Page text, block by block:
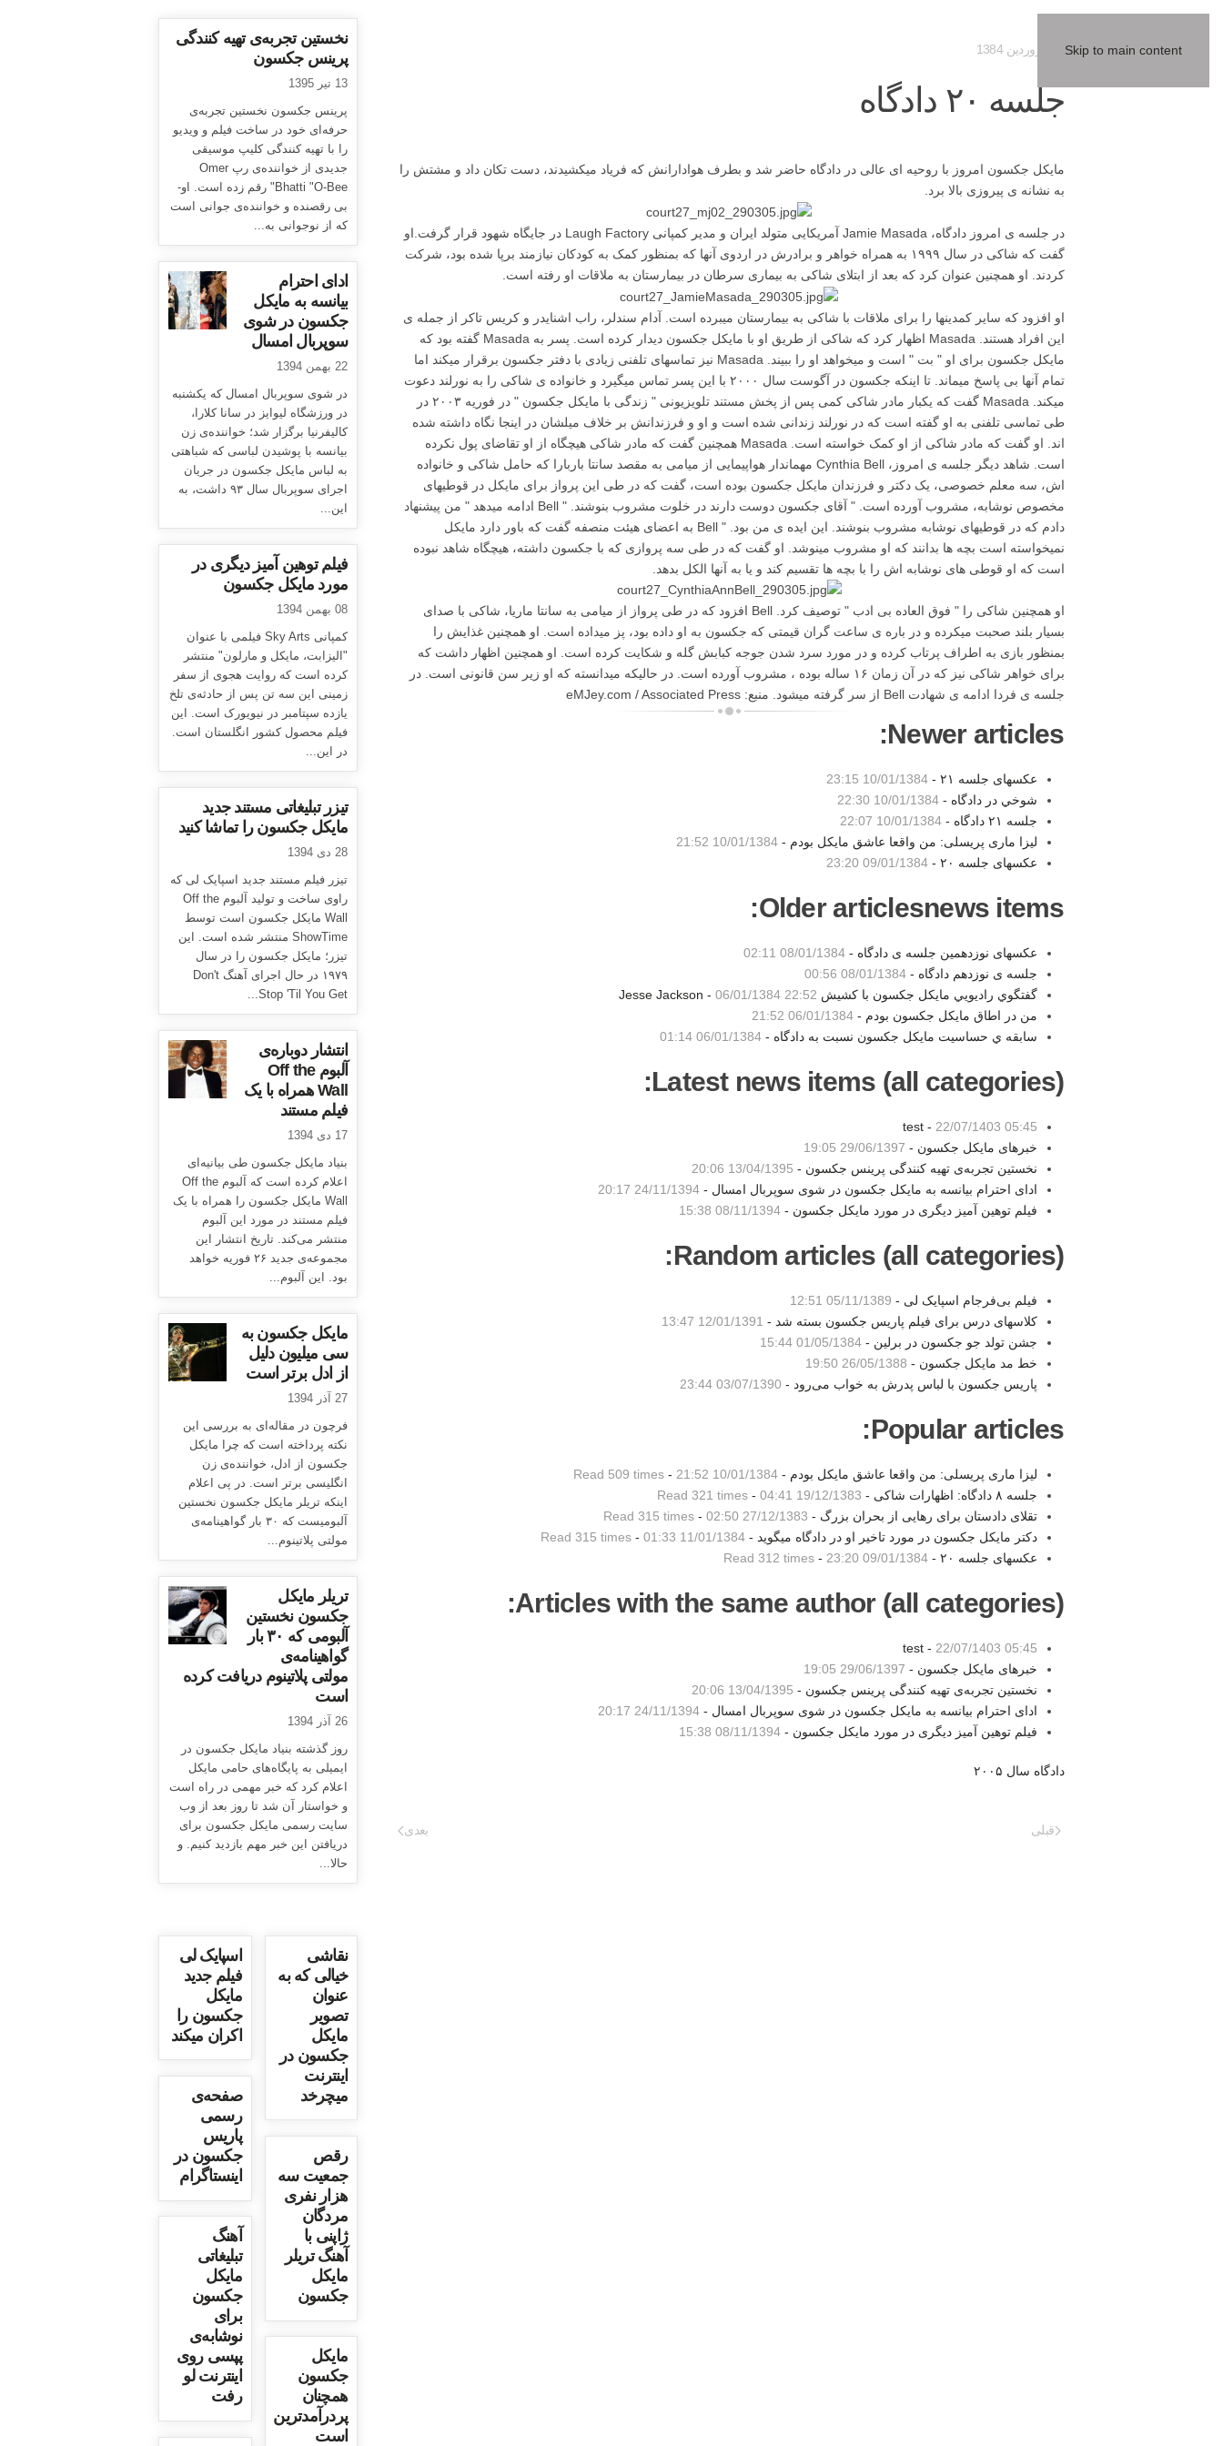
Skip to main content
جلسه ۲۰ دادگاه
مایکل جکسون امروز با روحیه ای عالی در دادگاه حاضر شد و بطرف هوادارانش که فریاد میکشیدند، دست تکان داد و مشتش را
به نشانه ی پیروزی بالا برد.
در جلسه ی امروز دادگاه، Jamie Masada آمریکایی متولد ایران و مدیر کمپانی Laugh Factory در جایگاه شهود قرار گرفت.او
گفت که شاکی در سال ۱۹۹۹ به همراه خواهر و برادرش در اردوی آنها که بمنظور کمک به کودکان نیازمند برپا شده بود، شرکت
کردند. او همچنین عنوان کرد که بعد از ابتلای شاکی به بیماری سرطان در بیمارستان به ملاقات او رفته است.
او افزود که سایر کمدینها را برای ملاقات با شاکی به بیمارستان میبرده است. آدام سندلر، راب اشنایدر و کریس تاکر از جمله ی
این افراد هستند. Masada اظهار کرد که شاکی از طریق او با مایکل جکسون دیدار کرده است. پسر به Masada گفته بود که
مایکل جکسون برای او " بت " است و میخواهد او را ببیند. Masada نیز تماسهای تلفنی زیادی با دفتر جکسون برقرار میکند اما
تمام آنها بی پاسخ میماند. تا اینکه جکسون در آگوست سال ۲۰۰۰ با این پسر تماس میگیرد و خانواده ی شاکی را به نورلند دعوت
میکند. Masada گفت که یکبار مادر شاکی کمی پس از پخش مستند تلویزیونی " زندگی با مایکل جکسون " در فوریه ۲۰۰۳ در
طی تماسی تلفنی به او گفته است که در نورلند زندانی شده است و او و فرزندانش بر خلاف میلشان در اینجا نگاه داشته شده
اند. او گفت که مادر شاکی از او کمک خواسته است. Masada همچنین گفت که مادر شاکی هیچگاه از او تقاضای پول نکرده
است. شاهد دیگر جلسه ی امروز، Cynthia Bell مهماندار هواپیمایی از میامی به مقصد سانتا باربارا که حامل شاکی و خانواده
اش، سه معلم خصوصی، یک دکتر و فرزندان مایکل جکسون بوده است، گفت که در طی این پرواز برای مایکل در قوطیهای
مخصوص نوشابه، مشروب آورده است. " آقای جکسون دوست دارند در خلوت مشروب بنوشند. " Bell ادامه میدهد " من پیشنهاد
دادم که در قوطیهای نوشابه مشروب بنوشند. این ایده ی من بود. " Bell به اعضای هیئت منصفه گفت که باور دارد مایکل
نمیخواسته است بچه ها بدانند که او مشروب مینوشد. او گفت که در طی سه پروازی که با جکسون داشته، هیچگاه شاهد نبوده
است که او قوطی های نوشابه اش را با بچه ها تقسیم کند و یا به آنها الکل بدهد.
او همچنین شاکی را " فوق العاده بی ادب " توصیف کرد. Bell افزود که در طی پرواز از میامی به سانتا ماریا، شاکی با صدای
بسیار بلند صحبت میکرده و در باره ی ساعت گران قیمتی که جکسون به او داده بود، پز میداده است. او همچنین غذایش را
بمنظور بازی به اطراف پرتاب کرده و در مورد سرد شدن جوجه کبابش گله و شکایت کرده است. او همچنین اظهار داشت که
برای خواهر شاکی نیز که در آن زمان ۱۶ ساله بوده ، مشروب آورده است. در حالیکه میدانسته که او زیر سن قانونی است. در
جلسه ی فردا ادامه ی شهادت Bell از سر گرفته میشود. منبع: eMJey.com / Associated Press
Newer articles:
عکسهای جلسه ۲۱ -
10/01/1384 23:15
شوخي در دادگاه -10/01/1384 22:30
جلسه ۲۱ دادگاه -
10/01/1384 22:07
لیزا ماری پریسلی: من واقعا عاشق مایکل بودم -10/01/1384 21:52
عکسهای جلسه ۲۰ -
09/01/1384 23:20
Older articlesnews items:
عکسهای نوزدهمین جلسه ی دادگاه -08/01/1384 02:11
جلسه ی نوزدهم دادگاه -08/01/1384 00:56
گفتگوي راديويي مايكل جكسون با كشيش Jesse Jackson - 06/01/1384 22:52
من در اطاق مايكل جكسون بودم -06/01/1384 21:52
سابقه ي حساسيت مايكل جكسون نسبت به دادگاه -06/01/1384 01:14
Latest news items (all categories):
test - 22/07/1403 05:45
خبرهای مایکل جکسون - 29/06/1397 19:05
نخستین تجربه‌ی تهیه کنندگی پرینس جکسون - 13/04/1395 20:06
ادای احترام بیانسه به مایکل جکسون در شوی سوپربال امسال -24/11/1394 20:17
فیلم توهین آمیز دیگری در مورد مایکل جکسون -08/11/1394 15:38
Random articles (all categories):
فیلم بی‌فرجام اسپایک لی - 05/11/1389 12:51
کلاسهای درس برای فیلم پاریس جکسون بسته شد - 12/01/1391 13:47
جشن تولد جو جکسون در برلین -01/05/1384 15:44
خط مد مایکل جکسون - 26/05/1388 19:50
پاریس جکسون با لباس پدرش به خواب می‌رود - 03/07/1390 23:44
Popular articles:
لیزا ماری پریسلی: من واقعا عاشق مایکل بودم -10/01/1384 21:52
-
Read 509 times
جلسه ۸ دادگاه: اظهارات شاکی -
19/12/1383 04:41
-
Read 321 times
تقلای دادستان برای رهایی از بحران بزرگ - 27/12/1383 02:50
-
Read 315 times
دکتر مایکل جکسون در مورد تاخیر او در دادگاه میگوید -11/01/1384 01:33
-
Read 315 times
عکسهای جلسه ۲۰ -
09/01/1384 23:20
-
Read 312 times
Articles with the same author (all categories):
test - 22/07/1403 05:45
خبرهای مایکل جکسون - 29/06/1397 19:05
نخستین تجربه‌ی تهیه کنندگی پرینس جکسون - 13/04/1395 20:06
ادای احترام بیانسه به مایکل جکسون در شوی سوپربال امسال -24/11/1394 20:17
فیلم توهین آمیز دیگری در مورد مایکل جکسون -08/11/1394 15:38
دادگاه سال ۲۰۰۵
قبلی بعدی
نخستین تجربه‌ی تهیه کنندگی
پرینس جکسون
13 تیر 1395
پرینس جکسون نخستین تجربه‌ی
حرفه‌ای خود در ساخت فیلم و ویدیو
را با تهیه کنندگی کلیپ موسیقی
جدیدی از خواننده‌ی رپ Omer
Bhatti "O-Bee" رقم زده است. او-
بی رقصنده و خواننده‌ی جوانی است
که از نوجوانی به...
ادای احترام
بیانسه به مایکل
جکسون در شوی
سوپربال امسال
22 بهمن 1394
در شوی سوپربال امسال که یکشنبه
در ورزشگاه لیوایز در سانا کلارا،
کالیفرنیا برگزار شد؛ خواننده‌ی زن
بیانسه با پوشیدن لباسی که شباهتی
به لباس مایکل جکسون در جریان
اجرای سوپربال سال ۹۳ داشت، به
این...
فیلم توهین آمیز دیگری در
مورد مایکل جکسون
08 بهمن 1394
کمپانی Sky Arts فیلمی با عنوان
"الیزابت، مایکل و مارلون" منتشر
کرده است که روایت هجوی از سفر
زمینی این سه تن پس از حادثه‌ی تلخ
یازده سپتامبر در نیویورک است. این
فیلم محصول کشور انگلستان است.
در این...
تیزر تبلیغاتی مستند جدید
مایکل جکسون را تماشا کنید
28 دی 1394
تیزر فیلم مستند جدید اسپایک لی که
راوی ساخت و تولید آلبوم Off the
Wall مایکل جکسون است توسط
ShowTime منتشر شده است. این
تیزر؛ مایکل جکسون را در سال
۱۹۷۹ در حال اجرای آهنگ Don't
Stop 'Til You Get...
انتشار دوباره‌ی
آلبوم Off the
Wall همراه با یک
فیلم مستند
17 دی 1394
بنیاد مایکل جکسون طی بیانیه‌ای
اعلام کرده است که آلبوم Off the
Wall مایکل جکسون را همراه با یک
فیلم مستند در مورد این آلبوم
منتشر می‌کند. تاریخ انتشار این
مجموعه‌ی جدید ۲۶ فوریه خواهد
بود. این آلبوم...
مایکل جکسون به
سی میلیون دلیل
از ادل برتر است
27 آذر 1394
فرچون در مقاله‌ای به بررسی این
نکته پرداخته است که چرا مایکل
جکسون از ادل، خواننده‌ی زن
انگلیسی برتر است. در پی اعلام
اینکه تریلر مایکل جکسون نخستین
آلبومیست که ۳۰ بار گواهینامه‌ی
مولتی پلاتینوم...
تریلر مایکل
جکسون نخستین
آلبومی که ۳۰ بار
گواهینامه‌ی
مولتی پلاتینوم دریافت کرده
است
26 آذر 1394
روز گذشته بنیاد مایکل جکسون در
ایمیلی به پایگاه‌های حامی مایکل
اعلام کرد که خبر مهمی در راه است
و خواستار آن شد تا روز بعد از وب
سایت رسمی مایکل جکسون برای
دریافتن این خبر مهم بازدید کنیم. و
حالا...
اسپایک لی
فیلم جدید
مایکل
جکسون را
اکران میکند
نقاشی
خیالی که به
عنوان
تصویر
مایکل
جکسون در
اینترنت
میچرخد
صفحه‌ی
رسمی
پاریس
جکسون در
اینستاگرام
رقص
جمعیت سه
هزار نفری
مردگان
ژاپنی با
آهنگ تریلر
مایکل
جکسون
آهنگ
تبلیغاتی
مایکل
جکسون
برای
نوشابه‌ی
پپسی روی
اینترنت لو
رفت
مایکل
جکسون
همچنان
پردرآمدترین
است